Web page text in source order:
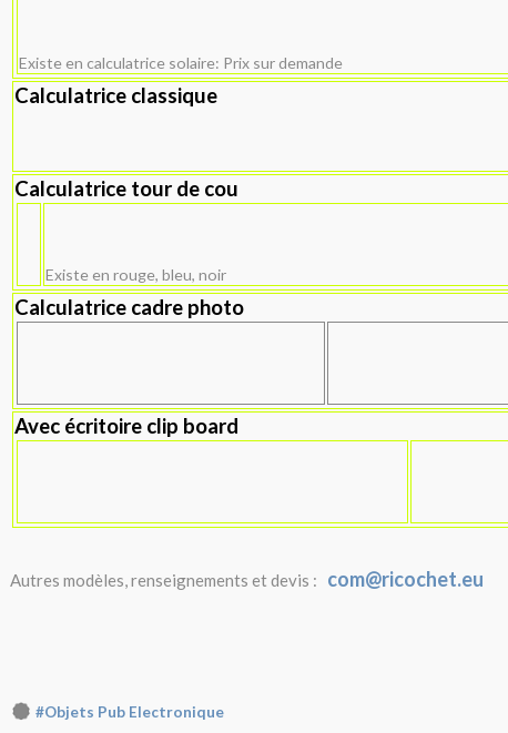
Existe en calculatrice solaire: Prix sur demande
Calculatrice classique
Calculatrice tour de cou
Existe en rouge, bleu, noir
Calculatrice cadre photo
Avec écritoire clip board
Autres modèles, renseignements et devis : com@ricochet.eu
#Objets Pub Electronique